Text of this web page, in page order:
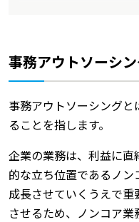
事務アウトソーシ
事務アウトソーシング
ることを指します。
企業の業務は、利益に直
的な立ち位置であるノ
成長させていくうえで
させるため、ノンコア